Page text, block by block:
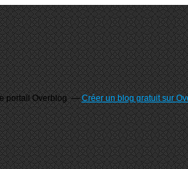
portail Overblog Créer un blog gratuit sur